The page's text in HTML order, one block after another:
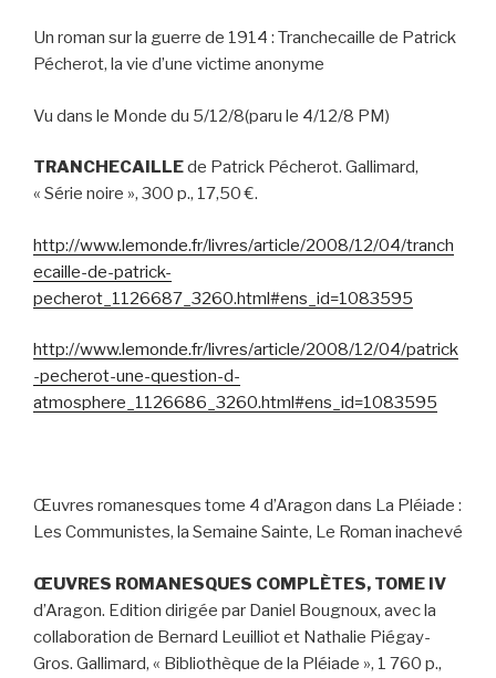
Un roman sur la guerre de 1914 : Tranchecaille de Patrick
Pécherot, la vie d’une victime anonyme
Vu dans le Monde du 5/12/8(paru le 4/12/8 PM)
TRANCHECAILLEde Patrick Pécherot. Gallimard,
« Série noire », 300 p., 17,50 €.
http://www.lemonde.fr/livres/article/2008/12/04/tranch
ecaille-de-patrick-
pecherot_1126687_3260.html#ens_id=1083595
http://www.lemonde.fr/livres/article/2008/12/04/patrick
-pecherot-une-question-d-
atmosphere_1126686_3260.html#ens_id=1083595
Œuvres romanesques tome 4 d’Aragon dans La Pléiade :
Les Communistes, la Semaine Sainte, Le Roman inachevé
ŒUVRES ROMANESQUES COMPLÈTES, TOME IV
d’Aragon. Edition dirigée par Daniel Bougnoux, avec la
collaboration de Bernard Leuilliot et Nathalie Piégay-
Gros. Gallimard, « Bibliothèque de la Pléiade », 1 760 p.,